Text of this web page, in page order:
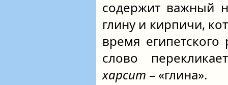
содержит важный
глину и кирпичи,
время
слово
харсит – «глина».